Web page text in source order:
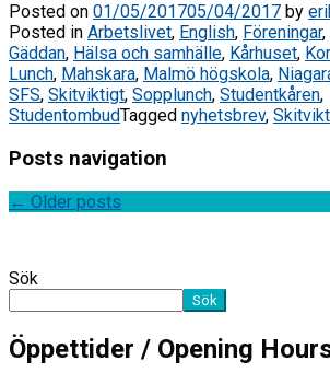
Posted on 01/05/201705/04/2017 by
Posted in Arbetslivet, English, Föreningar,
Gäddan, Hälsa och samhälle, Kårhuset,
Lunch, Mahskara, Malmö högskola,
SFS, Skitviktigt, Sopplunch, Studentkåren,
StudentombudTagged nyhetsbrev,
Posts navigation
← Older posts
Sök
Sök
Öppettider / Opening